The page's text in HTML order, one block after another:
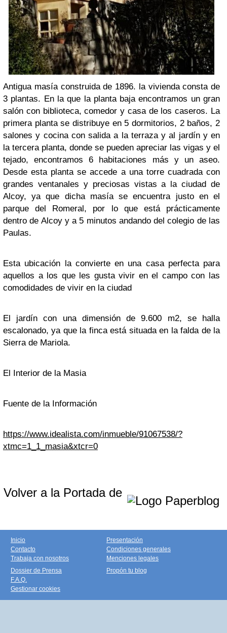
Antigua masía construida de 1896. la vivienda consta de
3 plantas. En la que la planta baja encontramos un gran
salón con biblioteca, comedor y casa de los caseros. La
primera planta se distribuye en 5 dormitorios, 2 baños, 2
salones y cocina con salida a la terraza y al jardín y en
la tercera planta, donde se pueden apreciar las vigas y el
tejado, encontramos 6 habitaciones más y un aseo.
Desde esta planta se accede a una torre cuadrada con
grandes ventanales y preciosas vistas a la ciudad de
Alcoy, ya que dicha masía se encuentra justo en el
parque del Romeral, por lo que está prácticamente
dentro de Alcoy y a 5 minutos andando del colegio de las
Paulas.
Esta ubicación la convierte en una casa perfecta para
aquellos a los que les gusta vivir en el campo con las
comodidades de vivir en la ciudad
El jardín con una dimensión de 9.600 m2, se halla
escalonado, ya que la finca está situada en la falda de la
Sierra de Mariola.
El Interior de la Masia
Fuente de la Información
https://www.idealista.com/inmueble/91067538/?
xtmc=1_1_masia&xtcr=0
Volver a la Portada de
Inicio
Contacto
Trabaja con nosotros
Presentación
Condiciones generales
Menciones legales
Dossier de Prensa
F.A.Q.
Gestionar cookies
Propón tu blog